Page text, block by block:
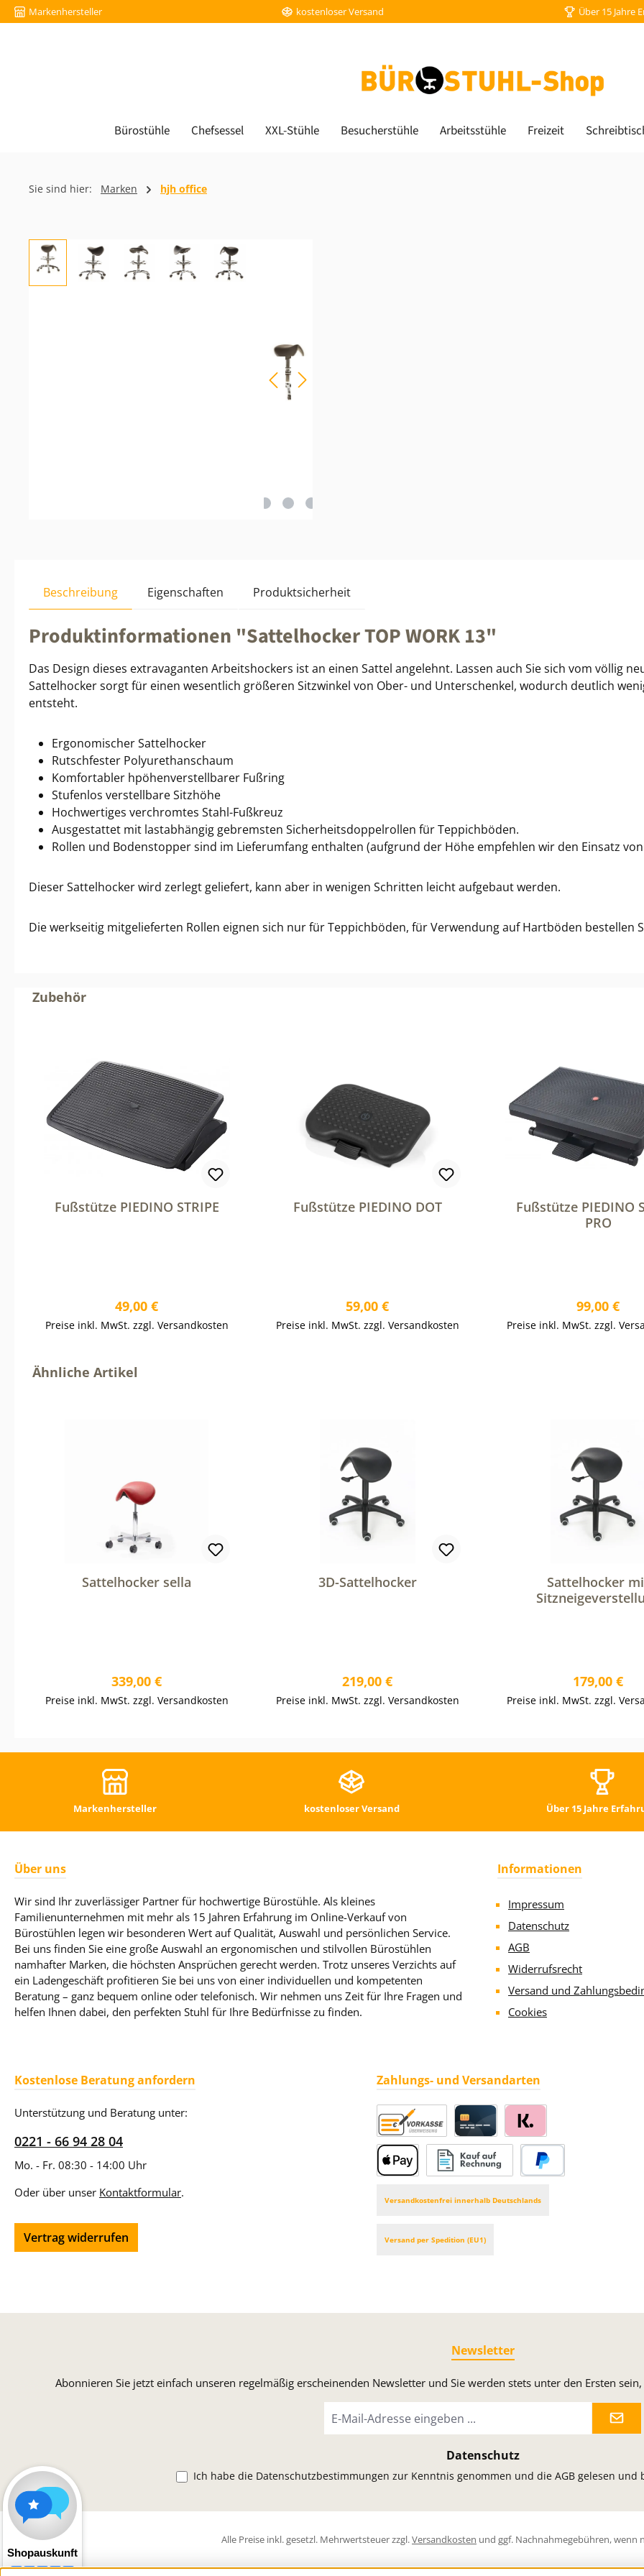
Hauptinhalt springen
Zur Suche springen
Zur Hauptnavigation springen
Markenhersteller kostenloser Versand Über 15 Jahre
Bürostühle Chefsessel XXL-Stühle Besucherstühle Arbeitsstühle Freizeit
Sie sind hier: Marken hjh office
Bildergalerie überspringen
Beschreibung Eigenschaften Produktsicherheit
Produktinformationen "Sattelhocker TOP WORK 13"
Das Design dieses extravaganten Arbeitshockers ist an einen Sattel angelehnt. Lassen auch Sie sich vom völlig
Sattelhocker sorgt für einen wesentlich größeren Sitzwinkel von Ober- und Unterschenkel, wodurch deutlich
entsteht.
Ergonomischer Sattelhocker
Rutschfester Polyurethanschaum
Komfortabler hpöhenverstellbarer Fußring
Stufenlos verstellbare Sitzhöhe
Hochwertiges verchromtes Stahl-Fußkreuz
Ausgestattet mit lastabhängig gebremsten Sicherheitsdoppelrollen für Teppichböden.
Rollen und Bodenstopper sind im Lieferumfang enthalten (aufgrund der Höhe empfehlen wir den Einsatz
Dieser Sattelhocker wird zerlegt geliefert, kann aber in wenigen Schritten leicht aufgebaut werden.
Die werkseitig mitgelieferten Rollen eignen sich nur für Teppichböden, für Verwendung auf Hartböden
Produktgalerie überspringen
Zubehör
Fußstütze PIEDINO STRIPE
Regulärer Preis:
49,00 €
Preise inkl. MwSt. zzgl. Versandkosten
Fußstütze PIEDINO DOT
Regulärer Preis:
59,00 €
Preise inkl. MwSt. zzgl. Versandkosten
Fußstütze PIEDINO
PRO
Regulärer
99,00 €
Preise inkl. MwSt. zzgl.
Produktgalerie überspringen
Ähnliche Artikel
Sattelhocker sella
Regulärer Preis:
339,00 €
Preise inkl. MwSt. zzgl. Versandkosten
3D-Sattelhocker
Regulärer Preis:
219,00 €
Preise inkl. MwSt. zzgl. Versandkosten
Sattelhocker
Regulärer
179,00 €
Preise inkl. MwSt. zzgl.
Markenhersteller kostenloser Versand Über 15 Jahre
Über uns
Wir sind Ihr zuverlässiger Partner für hochwertige Bürostühle. Als kleines
Familienunternehmen mit mehr als 15 Jahren Erfahrung im Online-Verkauf von
Bürostühlen legen wir besonderen Wert auf Qualität, Auswahl und persönlichen Service.
Bei uns finden Sie eine große Auswahl an ergonomischen und stilvollen Bürostühlen
namhafter Marken, die höchsten Ansprüchen gerecht werden. Trotz unseres Verzichts auf
ein Ladengeschäft profitieren Sie bei uns von einer individuellen und kompetenten
Beratung – ganz bequem online oder telefonisch. Wir nehmen uns Zeit für Ihre Fragen und
helfen Ihnen dabei, den perfekten Stuhl für Ihre Bedürfnisse zu finden.
Informationen
Impressum
Datenschutz
AGB
Widerrufsrecht
Versand und
Cookies
Kostenlose Beratung anfordern
Unterstützung und Beratung unter:
0221 - 66 94 28 04
Mo. - Fr. 08:30 - 14:00 Uhr
Oder über unser Kontaktformular.
Vertrag widerrufen
Zahlungs- und Versandarten
Vorkasse KreditkarteKlarna
Versandkostenfrei innerhalb Deutschlands
Versand per Spedition (EU1)
Newsletter
Abonnieren Sie jetzt einfach unseren regelmäßig erscheinenden Newsletter und Sie werden stets unter den Ersten
Mail-
Datenschutz
Ich habe die Datenschutzbestimmungen zur Kenntnis genommen und die AGB gelesen und
Alle Preise inkl. gesetzl. Mehrwertsteuer zzgl.Versandkosten und ggf. Nachnahmegebühren, wenn